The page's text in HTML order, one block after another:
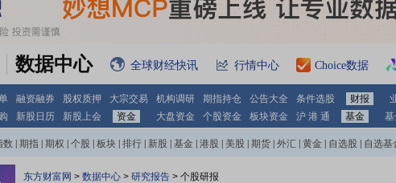
数据中心 全球财经快讯 行情中心 Choice数据
融资融券 股权质押 大宗交易 机构调研 期指持仓 公告大全 条件选股 财报
新股日历 新股上会 资金 大盘资金 个股资金 板块资金 沪 港 通 基金 基
数 期指 期权 个股 板块 排行 新股 基金 港股 美股 期货 外汇 黄金 自选股 自选基
东方财富网 > 数据中心 > 研究报告 > 个股研报